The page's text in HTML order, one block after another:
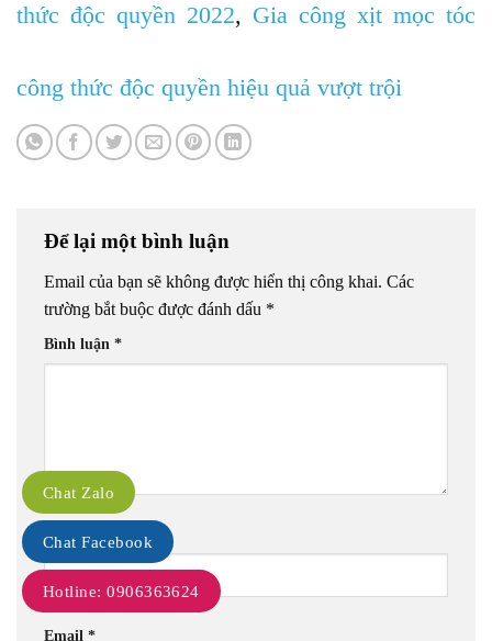
thức độc quyền 2022, Gia công xịt mọc tóc
công thức độc quyền hiệu quả vượt trội
Để lại một bình luận
Email của bạn sẽ không được hiển thị công khai. Các
trường bắt buộc được đánh dấu *
Bình luận *
Tên
Email *
Chat Zalo
Chat Facebook
Hotline: 0906363624